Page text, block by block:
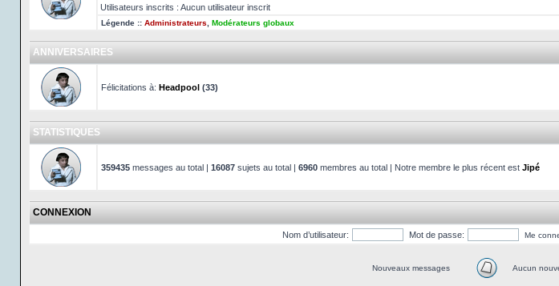
Utilisateurs inscrits : Aucun utilisateur inscrit
Légende :: Administrateurs Modérateurs globaux
ANNIVERSAIRES
Félicitations à: Headpool (33)
STATISTIQUES
359435 messages au total | 16087 sujets au total | 6960 membres au total | Notre membre le plus récent est Jipé
CONNEXION
Nom d’utilisateur: Mot de passe: Me
Nouveaux messages Aucun